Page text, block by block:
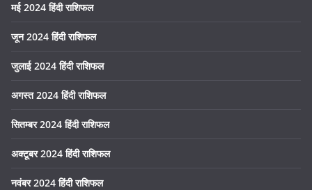
मई 2024 हिंदी राशिफल
जून 2024 हिंदी राशिफल
जुलाई 2024 हिंदी राशिफल
अगस्त 2024 हिंदी राशिफल
सितम्बर 2024 हिंदी राशिफल
अक्टूबर 2024 हिंदी राशिफल
नवंबर 2024 हिंदी राशिफल